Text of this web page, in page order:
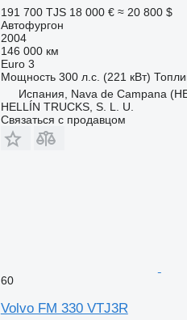
191 700 TJS 18 000 € ≈ 20 800 $
Автофургон
2004
146 000 км
Euro 3
Мощность 300 л.с. (221 кВт)
Испания, Nava de Campana
HELLÍN TRUCKS, S. L. U.
Связаться с продавцом
60
Volvo FM 330 VTJ3R